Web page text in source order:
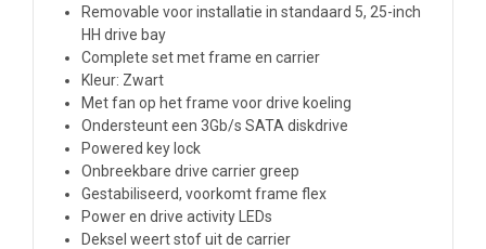
Removable voor installatie in standaard 5, 25-inch
HH drive bay
Complete set met frame en carrier
Kleur: Zwart
Met fan op het frame voor drive koeling
Ondersteunt een 3Gb/s SATA diskdrive
Powered key lock
Onbreekbare drive carrier greep
Gestabiliseerd, voorkomt frame flex
Power en drive activity LEDs
Deksel weert stof uit de carrier